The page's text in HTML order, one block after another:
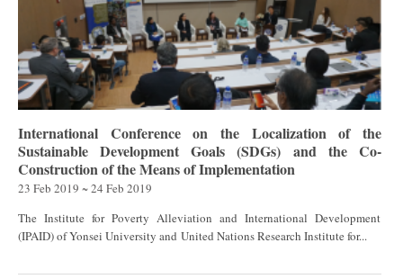
International Conference on the Localization of the
Sustainable Development Goals (SDGs) and the Co-
Construction of the Means of Implementation
23 Feb 2019 ~ 24 Feb 2019
The Institute for Poverty Alleviation and International Development
(IPAID) of Yonsei University and United Nations Research Institute for...